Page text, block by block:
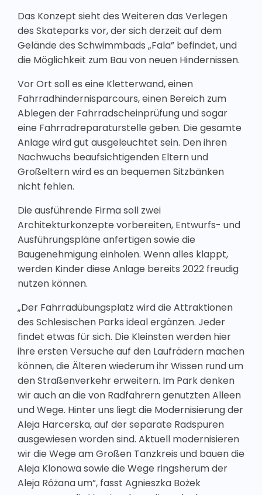
Das Konzept sieht des Weiteren das Verlegen
des Skateparks vor, der sich derzeit auf dem
Gelände des Schwimmbads „Fala” befindet, und
die Möglichkeit zum Bau von neuen Hindernissen.
Vor Ort soll es eine Kletterwand, einen
Fahrradhindernisparcours, einen Bereich zum
Ablegen der Fahrradscheinprüfung und sogar
eine Fahrradreparaturstelle geben. Die gesamte
Anlage wird gut ausgeleuchtet sein. Den ihren
Nachwuchs beaufsichtigenden Eltern und
Großeltern wird es an bequemen Sitzbänken
nicht fehlen.
Die ausführende Firma soll zwei
Architekturkonzepte vorbereiten, Entwurfs- und
Ausführungspläne anfertigen sowie die
Baugenehmigung einholen. Wenn alles klappt,
werden Kinder diese Anlage bereits 2022 freudig
nutzen können.
„Der Fahrradübungsplatz wird die Attraktionen
des Schlesischen Parks ideal ergänzen. Jeder
findet etwas für sich. Die Kleinsten werden hier
ihre ersten Versuche auf den Laufrädern machen
können, die Älteren wiederum ihr Wissen rund um
den Straßenverkehr erweitern. Im Park denken
wir auch an die von Radfahrern genutzten Alleen
und Wege. Hinter uns liegt die Modernisierung der
Aleja Harcerska, auf der separate Radspuren
ausgewiesen worden sind. Aktuell modernisieren
wir die Wege am Großen Tanzkreis und bauen die
Aleja Klonowa sowie die Wege ringsherum der
Aleja Różana um”, fasst Agnieszka Bożek